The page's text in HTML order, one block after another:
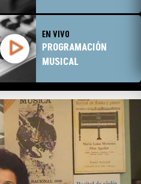
EN VIVO
PROGRAMACIÓN
MUSICAL